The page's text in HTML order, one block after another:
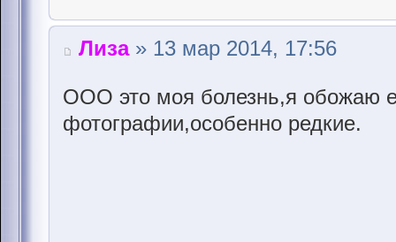
Лиза» 13 мар 2014, 17:56
ООО это моя болезнь,я обожаю
фотографии,особенно редкие.